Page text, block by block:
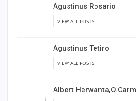
Agustinus Rosario
VIEW ALL POSTS
Agustinus Tetiro
VIEW ALL POSTS
Albert Herwanta,O.Carm